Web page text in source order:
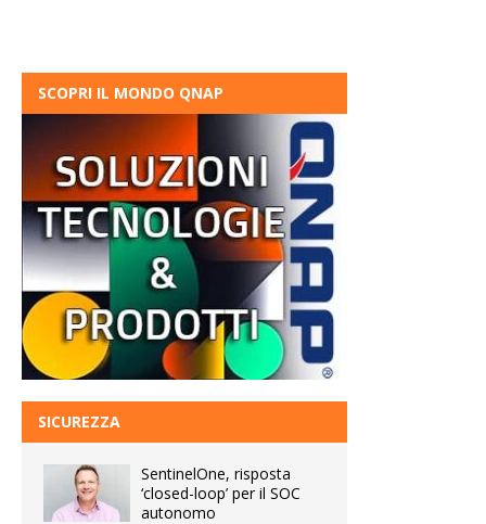
SCOPRI IL MONDO QNAP
SICUREZZA
SentinelOne, risposta
‘closed-loop’ per il SOC
autonomo